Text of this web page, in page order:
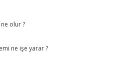
olur ?
ne işe yarar ?